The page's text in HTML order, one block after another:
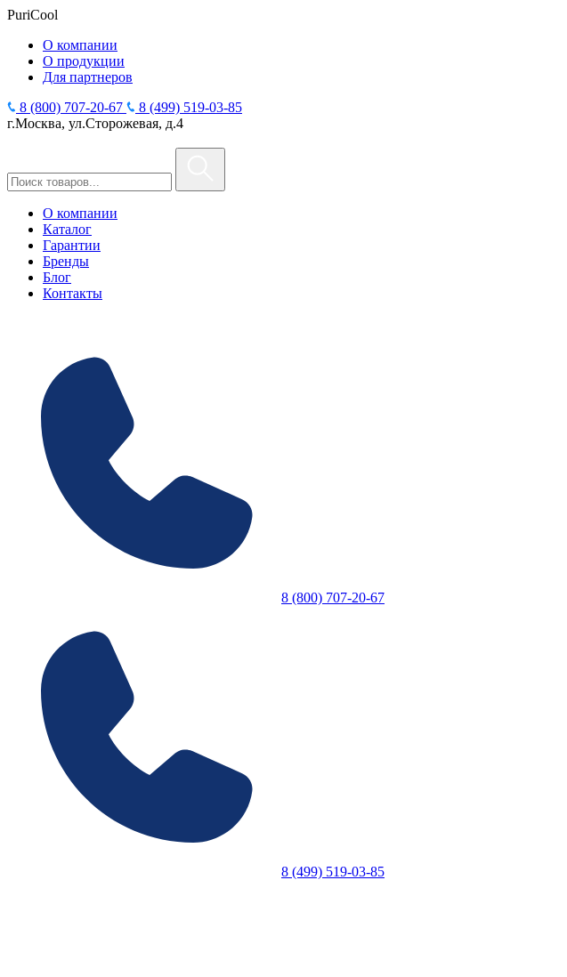
PuriCool
О компании
О продукции
Для партнеров
8 (800) 707-20-67
8 (499) 519-03-85
г.Москва, ул.Сторожевая, д.4
О компании
Каталог
Гарантии
Бренды
Блог
Контакты
8 (800) 707-20-67
8 (499) 519-03-85